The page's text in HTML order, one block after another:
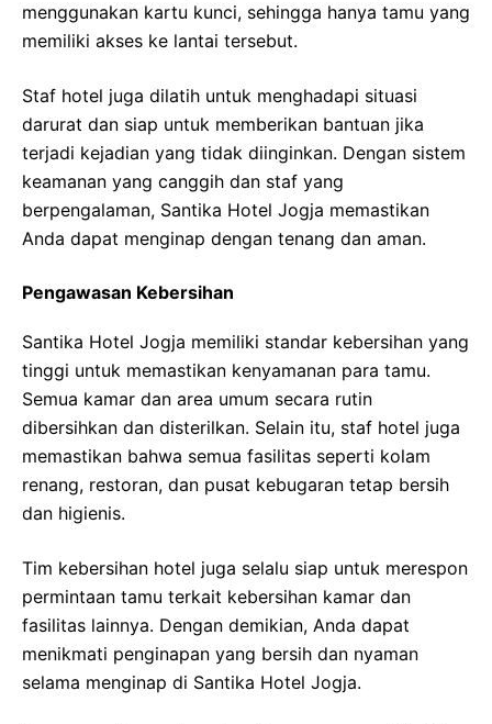
menggunakan kartu kunci, sehingga hanya tamu yang
memiliki akses ke lantai tersebut.
Staf hotel juga dilatih untuk menghadapi situasi
darurat dan siap untuk memberikan bantuan jika
terjadi kejadian yang tidak diinginkan. Dengan sistem
keamanan yang canggih dan staf yang
berpengalaman, Santika Hotel Jogja memastikan
Anda dapat menginap dengan tenang dan aman.
Pengawasan Kebersihan
Santika Hotel Jogja memiliki standar kebersihan yang
tinggi untuk memastikan kenyamanan para tamu.
Semua kamar dan area umum secara rutin
dibersihkan dan disterilkan. Selain itu, staf hotel juga
memastikan bahwa semua fasilitas seperti kolam
renang, restoran, dan pusat kebugaran tetap bersih
dan higienis.
Tim kebersihan hotel juga selalu siap untuk merespon
permintaan tamu terkait kebersihan kamar dan
fasilitas lainnya. Dengan demikian, Anda dapat
menikmati penginapan yang bersih dan nyaman
selama menginap di Santika Hotel Jogja.